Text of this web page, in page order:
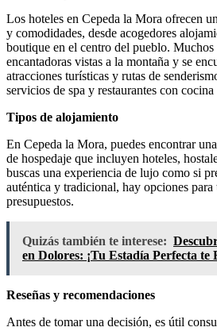
Los hoteles en Cepeda la Mora ofrecen
y comodidades, desde acogedores
boutique en el centro del pueblo. Muchos
encantadoras vistas a la montaña y se
atracciones turísticas y rutas de
servicios de spa y restaurantes con
Tipos de alojamiento
En Cepeda la Mora, puedes encontrar
de hospedaje que incluyen hoteles,
buscas una experiencia de lujo como si
auténtica y tradicional, hay opciones para
presupuestos.
Quizás también te interese:
en Dolores: ¡Tu Estadía Perfecta te
Reseñas y recomendaciones
Antes de tomar una decisión, es útil